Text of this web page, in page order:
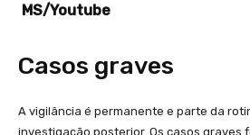
MS/Youtube
Casos graves
A vigilância é permanente e parte da
investigação posterior. Os casos graves